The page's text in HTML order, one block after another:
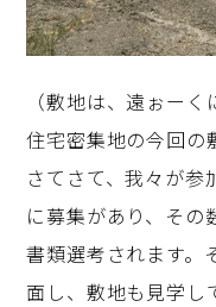
（敷地は、遠ぉーく
住宅密集地の今回の
さてさて、我々が参
に募集があり、その
書類選考されます。
面し、敷地も見学し